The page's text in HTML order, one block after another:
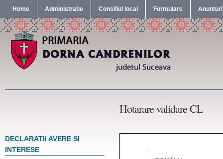
Home Administratie Consiliul local Formulare Anunturi
Hotarare validare CL
DECLARATII AVERE SI
INTERESE